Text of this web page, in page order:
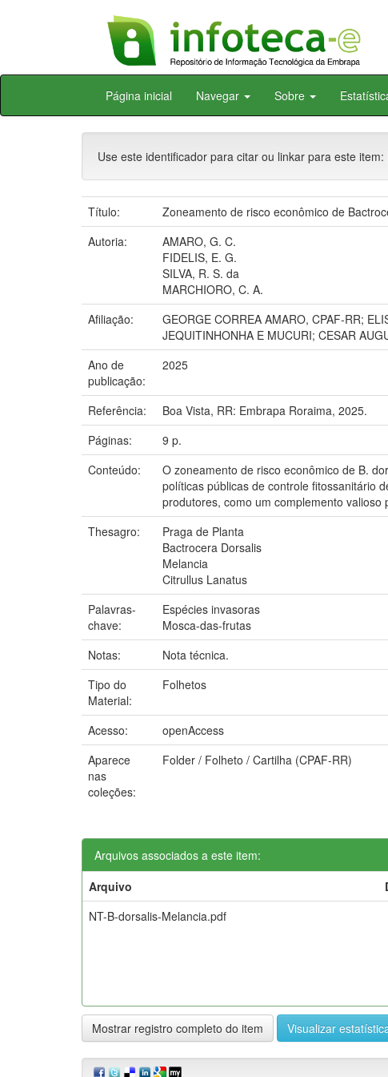
Skip
Página inicial Navegar Sobre
Use este identificador para citar ou linkar para este item:
Título:
Zoneamento de risco econômico de
Autoria:
AMARO, G. C.
FIDELIS, E. G.
SILVA, R. S. da
MARCHIORO, C. A.
Afiliação:
GEORGE CORREA AMARO, CPAF-RR;
JEQUITINHONHA E MUCURI; CESAR
Ano de
publicação:
2025
Referência:
Boa Vista, RR: Embrapa Roraima, 2025.
Páginas:
9 p.
Conteúdo:
O zoneamento de risco econômico de B.
políticas públicas de controle fitossanitário
produtores, como um complemento
Thesagro:
Praga de Planta
Bactrocera Dorsalis
Melancia
Citrullus Lanatus
Palavras-
chave:
Espécies invasoras
Mosca-das-frutas
Notas:
Nota técnica.
Tipo do
Material:
Folhetos
Acesso:
openAccess
Aparece
nas
coleções:
Folder / Folheto / Cartilha (CPAF-RR)
Arquivos associados a este item:
Arquivo
NT-B-dorsalis-Melancia.pdf
Mostrar registro completo do item Visualizar